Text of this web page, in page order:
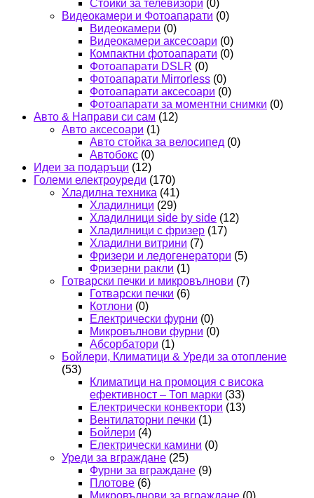
Стойки за телевизори (0)
Видеокамери и Фотоапарати (0)
Видеокамери (0)
Видеокамери аксесоари (0)
Компактни фотоапарати (0)
Фотоапарати DSLR (0)
Фотоапарати Mirrorless (0)
Фотоапарати аксесоари (0)
Фотоапарати за моментни снимки (0)
Авто & Направи си сам (12)
Авто аксесоари (1)
Авто стойка за велосипед (0)
Автобокс (0)
Идеи за подаръци (12)
Големи електроуреди (170)
Хладилна техника (41)
Хладилници (29)
Хладилници side by side (12)
Хладилници с фризер (17)
Хладилни витрини (7)
Фризери и ледогенератори (5)
Фризерни ракли (1)
Готварски печки и микровълнови (7)
Готварски печки (6)
Котлони (0)
Електрически фурни (0)
Микровълнови фурни (0)
Абсорбатори (1)
Бойлери, Климатици & Уреди за отопление
(53)
Климатици на промоция с висока
ефективност – Топ марки (33)
Електрически конвектори (13)
Вентилаторни печки (1)
Бойлери (4)
Електрически камини (0)
Уреди за вграждане (25)
Фурни за вграждане (9)
Плотове (6)
Микровълнови за вграждане (0)